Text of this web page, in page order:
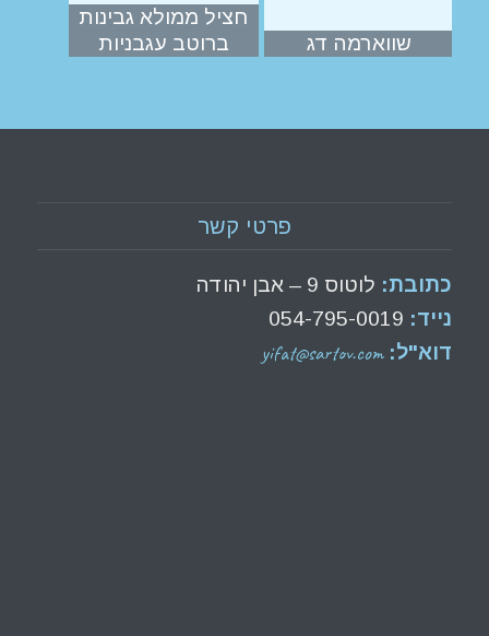
שווארמה דג
חציל ממולא גבינות
ברוטב עגבניות
פרטי קשר
כתובת: לוטוס 9 – אבן יהודה
נייד: 054-795-0019
דוא"ל:yifat@sartov.com